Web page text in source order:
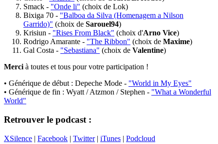
Smack - "Onde li" (choix de Lok)
Bixiga 70 - "Balboa da Silva (Homenagem a Nilson
Garrido)" (choix de Sarouel94)
Krisiun - "Rises From Black" (choix d'Arno Vice)
Rodrigo Amarante - "The Ribbon" (choix de Maxime)
Gal Costa - "Sebastiana" (choix de Valentine)
Merci à toutes et tous pour votre participation !
• Générique de début : Depeche Mode - "World in My Eyes"
• Générique de fin : Wyatt / Atzmon / Stephen - "What a Wonderful
World"
Retrouver le podcast :
XSilence | Facebook | Twitter| iTunes | Podcloud